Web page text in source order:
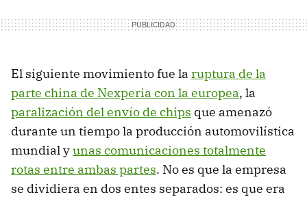
El siguiente movimiento fue la ruptura de la
parte china de Nexperia con la europea, la
paralización del envío de chips que amenazó
durante un tiempo la producción automovilística
mundial yunas comunicaciones totalmente
rotas entre ambas partes. No es que la empresa
se dividiera en dos entes separados: es que era